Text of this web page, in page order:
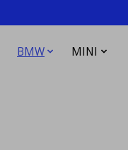
BMW MINI